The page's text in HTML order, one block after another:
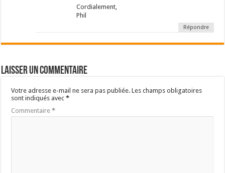
Cordialement,
Phil
Répondre
Laisser un commentaire
Votre adresse e-mail ne sera pas publiée. Les champs obligatoires
sont indiqués avec*
Commentaire*